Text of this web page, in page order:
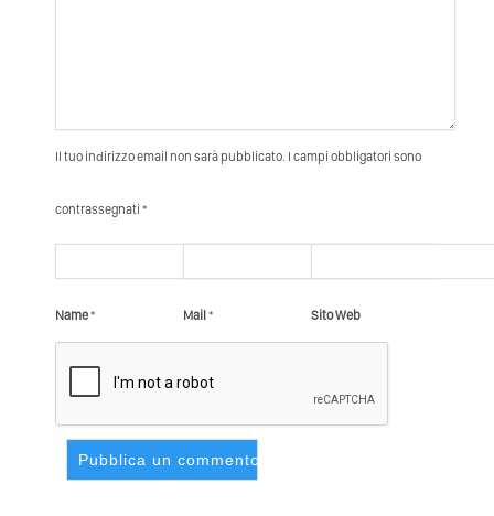
Il tuo indirizzo email non sarà pubblicato. I campi obbligatori sono
contrassegnati *
Name* Mail* Sito Web